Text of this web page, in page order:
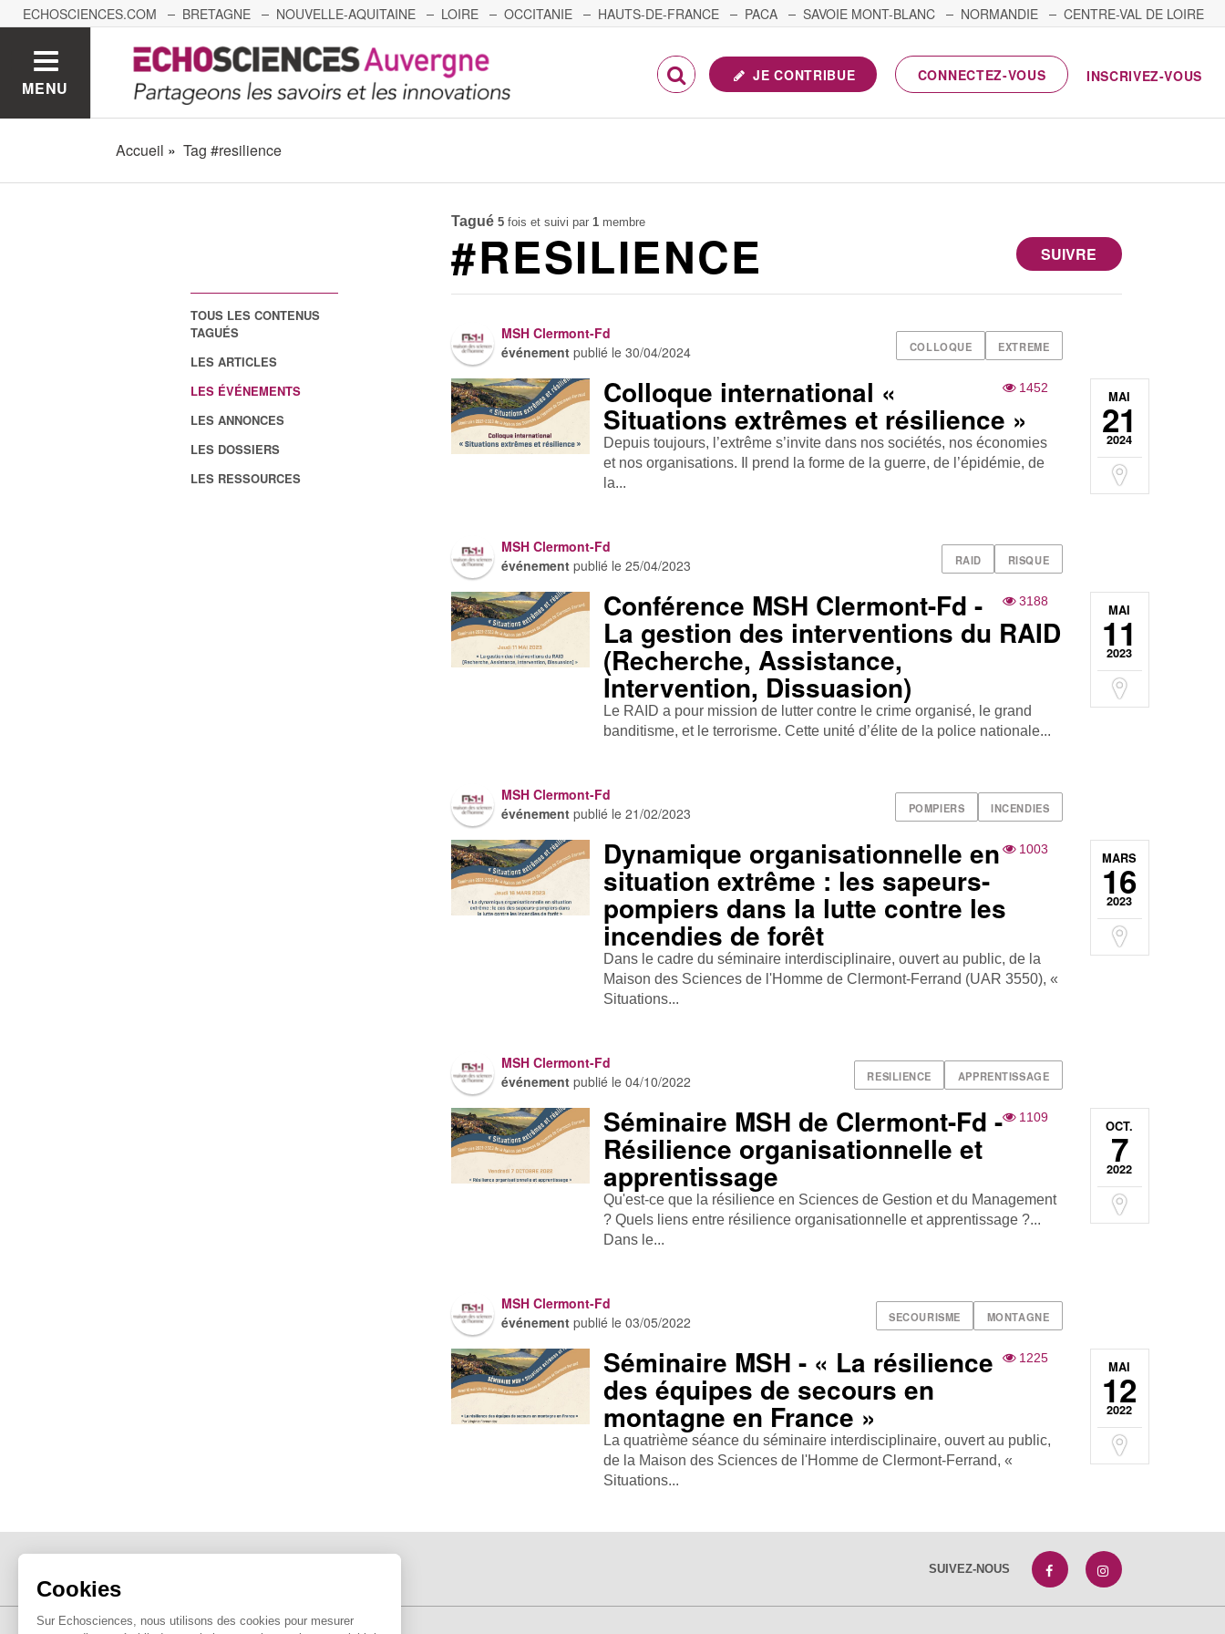
Cookies
Sur Echosciences, nous utilisons des cookies pour mesurer
ECHOSCIENCES.COM BRETAGNE NOUVELLE-AQUITAINE LOIRE OCCITANIE HAUTS-DE-FRANCE PACA SAVOIE MONT-BLANC NORMANDIE
CENTRE-VAL DE LOIRE
GRENOBLE GRAND EST BOURGOGNE-FRANCHE-COMTÉ
MENU
JE CONTRIBUE CONNECTEZ-VOUS INSCRIVEZ-VOUS
Accueil Tag #resilience
TOUS LES CONTENUS
TAGUÉS
LES ARTICLES
LES ÉVÉNEMENTS
LES ANNONCES
LES DOSSIERS
LES RESSOURCES
Tagué 5 fois et suivi par1 membre
SUIVRE
#RESILIENCE
COLLOQUE EXTREME
MSH Clermont-Fd
événement publié le30/04/2024
MAI
21
2024
1452
Colloque international «
Situations extrêmes et résilience »
Depuis toujours, l’extrême s’invite dans nos sociétés, nos économies
et nos organisations. Il prend la forme de la guerre, de l’épidémie, de
la...
RAID RISQUE
MSH Clermont-Fd
événement publié le25/04/2023
MAI
11
2023
3188
Conférence MSH Clermont-Fd -
La gestion des interventions du RAID
(Recherche, Assistance,
Intervention, Dissuasion)
Le RAID a pour mission de lutter contre le crime organisé, le grand
banditisme, et le terrorisme. Cette unité d’élite de la police nationale...
POMPIERS INCENDIES
MSH Clermont-Fd
événement publié le21/02/2023
MARS
16
2023
1003
Dynamique organisationnelle en
situation extrême : les sapeurs-
pompiers dans la lutte contre les
incendies de forêt
Dans le cadre du séminaire interdisciplinaire, ouvert au public, de la
Maison des Sciences de l'Homme de Clermont-Ferrand (UAR 3550), «
Situations...
RESILIENCE APPRENTISSAGE
MSH Clermont-Fd
événement publié le04/10/2022
OCT.
7
2022
1109
Séminaire MSH de Clermont-Fd -
Résilience organisationnelle et
apprentissage
Qu'est-ce que la résilience en Sciences de Gestion et du Management
? Quels liens entre résilience organisationnelle et apprentissage ?...
Dans le...
SECOURISME MONTAGNE
MSH Clermont-Fd
événement publié le03/05/2022
MAI
12
2022
1225
Séminaire MSH - « La résilience
des équipes de secours en
montagne en France »
La quatrième séance du séminaire interdisciplinaire, ouvert au public,
de la Maison des Sciences de l'Homme de Clermont-Ferrand, «
Situations...
SUIVEZ-NOUS